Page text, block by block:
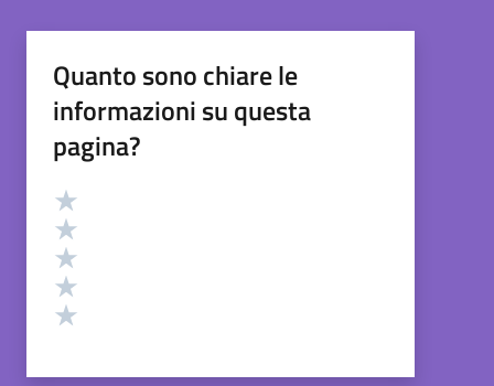
Quanto sono chiare le
informazioni su questa
pagina?
Valutazione